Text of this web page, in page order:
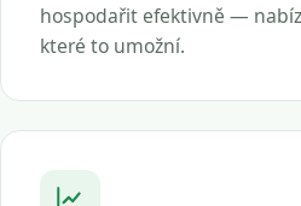
hospodařit efektivně —
které to umožní.